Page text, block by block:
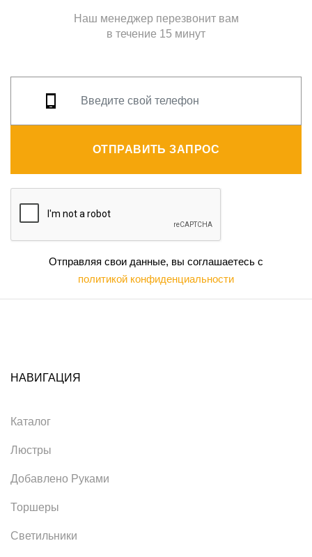
Наш менеджер перезвонит вам
в течение 15 минут
ОТПРАВИТЬ ЗАПРОС
Отправляя свои данные, вы соглашаетесь с
политикой конфиденциальности
НАВИГАЦИЯ
Каталог
Люстры
Добавлено Руками
Торшеры
Светильники